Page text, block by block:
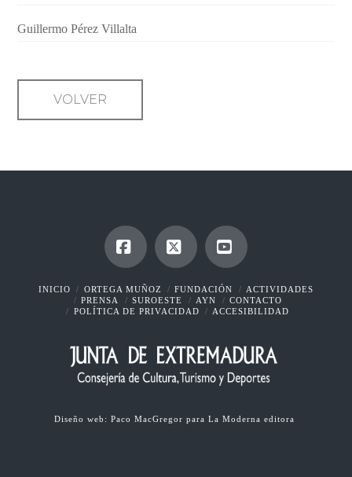
Guillermo Pérez Villalta
VOLVER
Facebook
X YouTube
INICIO ORTEGA MUÑOZ FUNDACIÓN
ACTIVIDADES
PRENSA
SUROESTE AYN
CONTACTO
POLÍTICA DE PRIVACIDAD
ACCESIBILIDAD
Diseño web: Paco MacGregor para La Moderna editora